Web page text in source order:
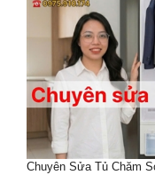
Chuyên Sửa Tủ Chăm